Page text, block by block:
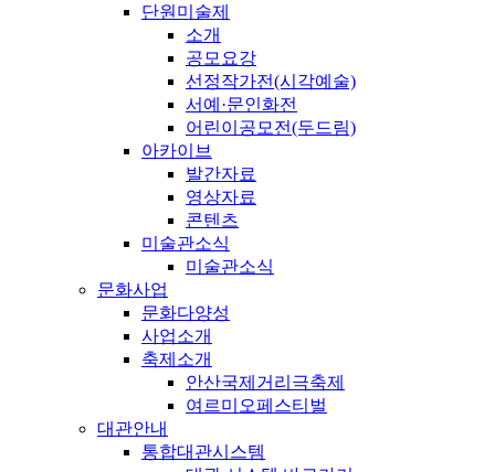
단원미술제
소개
공모요강
선정작가전(시각예술)
서예·문인화전
어린이공모전(두드림)
아카이브
발간자료
영상자료
콘텐츠
미술관소식
미술관소식
문화사업
문화다양성
사업소개
축제소개
안산국제거리극축제
여르미오페스티벌
대관안내
통합대관시스템